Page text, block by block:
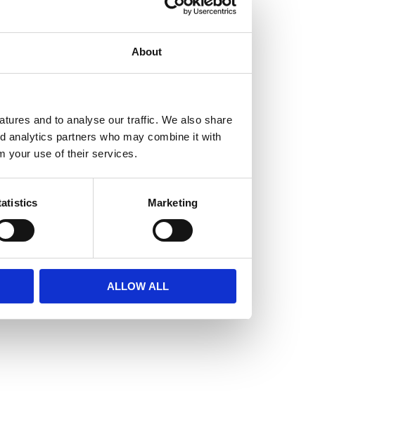
About
and to analyse our traffic. We also share
analytics partners who may combine it with
your use of their services.
Marketing
ALLOW ALL